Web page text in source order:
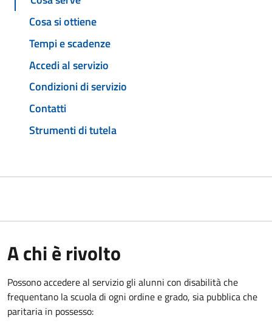
Cosa si ottiene
Tempi e scadenze
Accedi al servizio
Condizioni di servizio
Contatti
Strumenti di tutela
A chi è rivolto
Possono accedere al servizio gli alunni con disabilità che
frequentano la scuola di ogni ordine e grado, sia pubblica che
paritaria in possesso: